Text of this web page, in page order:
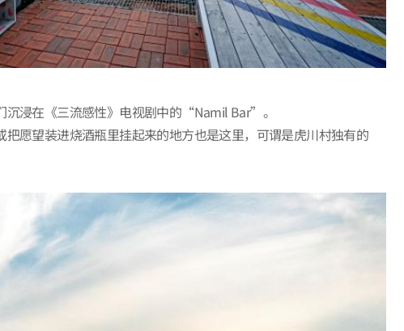
浸在《三流感性》电视剧中的“Namil Bar”。
愿望装进烧酒瓶里挂起来的地方也是这里，可谓是虎川村独有的